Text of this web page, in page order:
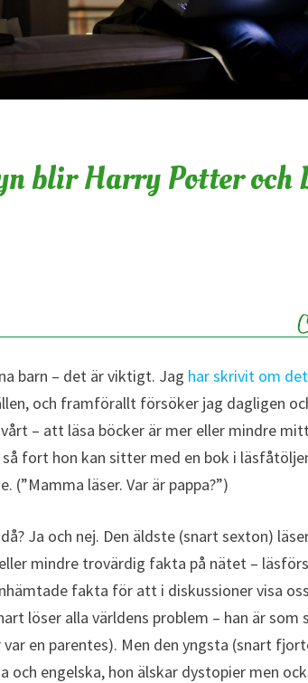
blir Harry Potter
barn – det är viktigt. Jag har skrivit om det
och framförallt försöker jag dagligen
– att läsa böcker är mer eller mindre
fort hon kan sitter med en bok i
läser. Var är pappa?”)
Ja och nej. Den äldste (snart sexton)
mindre trovärdig fakta på nätet –
fakta för att i diskussioner visa
löser alla världens problem – han är som
en parentes). Men den yngsta (snart
och engelska, hon älskar dystopier men